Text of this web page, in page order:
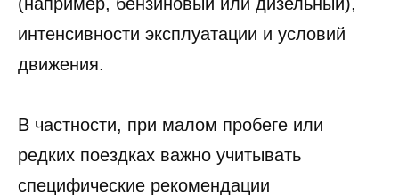
интенсивности эксплуатации и условий
движения.
В частности, при малом пробеге или
редких поездках важно учитывать
специфические рекомендации